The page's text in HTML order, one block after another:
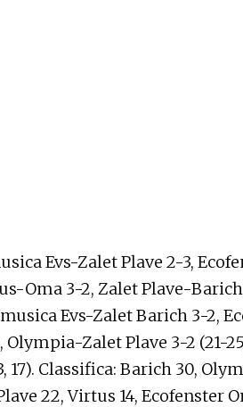
Evs-Zalet Plave 2-3,
Oma 3-2, Zalet Plave-
Evs-Zalet Barich 3-2,
Zalet Plave 3-2 (21-25,
17). Classifica: Barich 30,
22, Virtus 14, Ecofenster